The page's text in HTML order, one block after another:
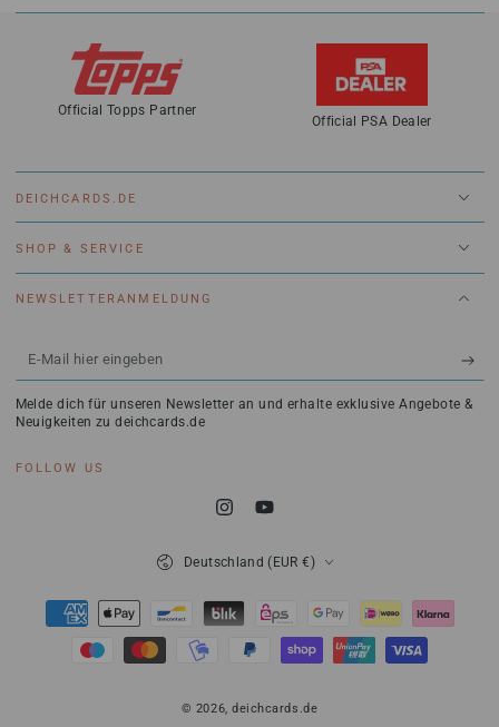
Official Topps Partner
Official PSA Dealer
DEICHCARDS.DE
SHOP & SERVICE
NEWSLETTERANMELDUNG
E-
Mail
hier
Melde dich für unseren Newsletter an und erhalte exklusive Angebote &
Neuigkeiten zu deichcards.de
FOLLOW US
InstagramYouTube
© 2026,deichcards.de
Deutschland (EUR €)
Zahlungsmöglichkeiten